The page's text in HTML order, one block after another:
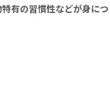
有の習慣性などが身につ